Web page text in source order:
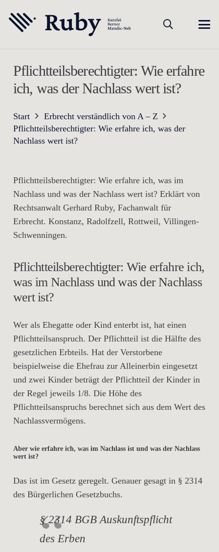
Pflichtteilsberechtigter: Wie erfahre
ich, was der Nachlass wert ist?
Start
Erbrecht verständlich von A – Z
Pflichtteilsberechtigter: Wie erfahre ich, was der
Nachlass wert ist?
Pflichtteilsberechtigter: Wie erfahre ich, was im
Nachlass und was der Nachlass wert ist? Erklärt von
Rechtsanwalt Gerhard Ruby, Fachanwalt für
Erbrecht. Konstanz, Radolfzell, Rottweil, Villingen-
Schwenningen.
Pflichtteilsberechtigter: Wie erfahre ich,
was im Nachlass und was der Nachlass
wert ist?
Wer als Ehegatte oder Kind enterbt ist, hat einen
Pflichtteilsanspruch. Der Pflichtteil ist die Hälfte des
gesetzlichen Erbteils. Hat der Verstorbene
beispielweise die Ehefrau zur Alleinerbin eingesetzt
und zwei Kinder beträgt der Pflichtteil der Kinder in
der Regel jeweils 1/8. Die Höhe des
Pflichtteilsanspruchs berechnet sich aus dem Wert des
Nachlassvermögens.
Aber wie erfahre ich, was im Nachlass ist und was der Nachlass
wert ist?
Das ist im Gesetz geregelt. Genauer gesagt in § 2314
des Bürgerlichen Gesetzbuchs.
§ 2314 BGB Auskunftspflicht
des Erben